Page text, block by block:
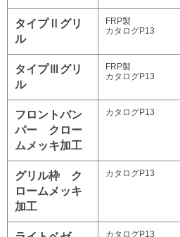
タイプⅡグリ
ル
FRP製
カタログP13
タイプⅢグリ
ル
FRP製
カタログP13
フロントバン
パー クロー
ムメッキ加工
カタログP13
グリル枠 ク
ロームメッキ
加工
カタログP13
カタログP13